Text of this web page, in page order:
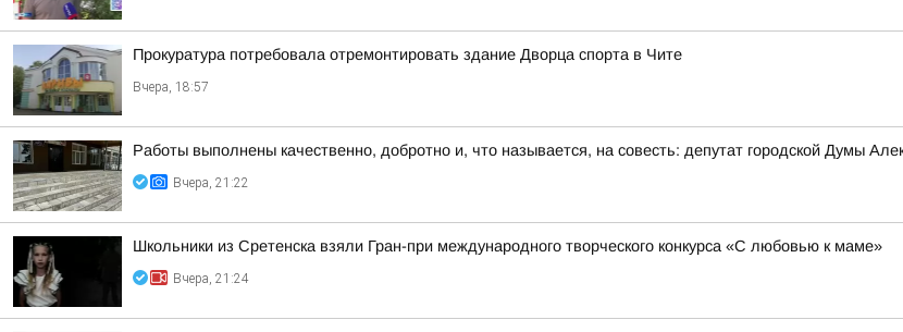
Прокуратура потребовала отремонтировать здание Дворца спорта в Чите
Вчера, 18:57
Работы выполнены качественно, добротно и, что называется, на совесть: депутат городской Думы
Вчера, 21:22
Школьники из Сретенска взяли Гран-при международного творческого конкурса «С любовью к маме»
Вчера, 21:24